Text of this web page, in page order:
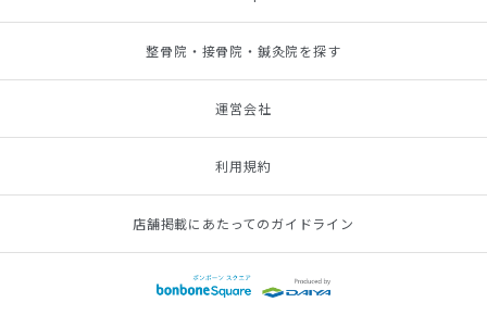
整骨院・接骨院・鍼灸院を探す
運営会社
利用規約
店舗掲載にあたってのガイドライン